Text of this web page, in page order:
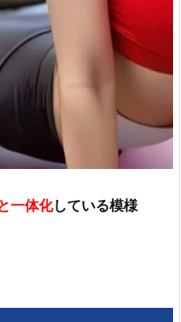
一体化している模様